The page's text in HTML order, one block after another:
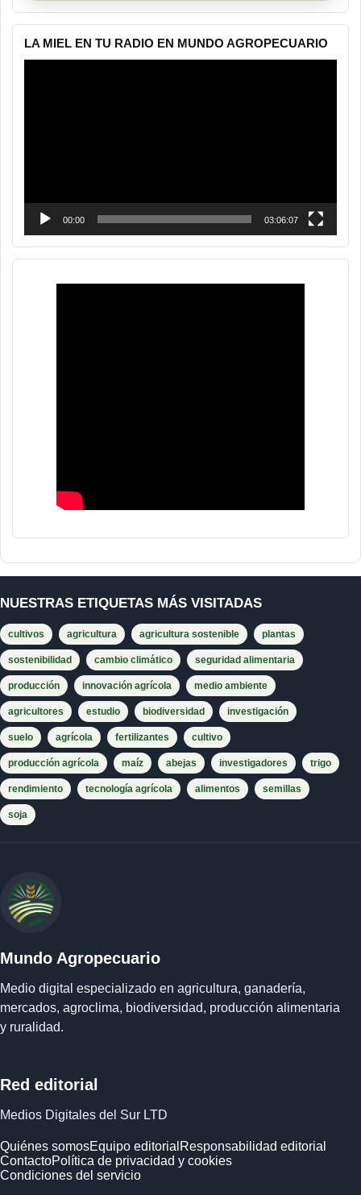
LA MIEL EN TU RADIO EN MUNDO AGROPECUARIO
00:00 03:06:07
NUESTRAS ETIQUETAS MÁS VISITADAS
cultivos agricultura agricultura sostenible plantas
sostenibilidad cambio climático seguridad alimentaria
producción innovación agrícola medio ambiente
agricultores estudio biodiversidad investigación
suelo agrícola fertilizantes cultivo
producción agrícola maíz abejas investigadores trigo
rendimiento tecnología agrícola alimentos semillas
soja
Mundo Agropecuario
Medio digital especializado en agricultura, ganadería,
mercados, agroclima, biodiversidad, producción alimentaria
y ruralidad.
Red editorial
Medios Digitales del Sur LTD
Quiénes somosEquipo editorial Responsabilidad editorial
ContactoPolítica de privacidad y cookies
Condiciones del servicio